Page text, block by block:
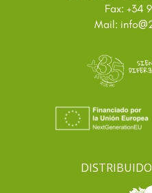
Fax: +34
Mail: info@